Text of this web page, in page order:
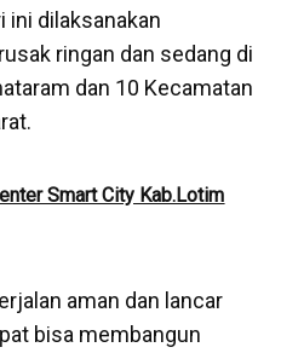
ini dilaksanakan
ringan dan sedang di
dan 10 Kecamatan
Smart City Kab.Lotim
aman dan lancar
bisa membangun